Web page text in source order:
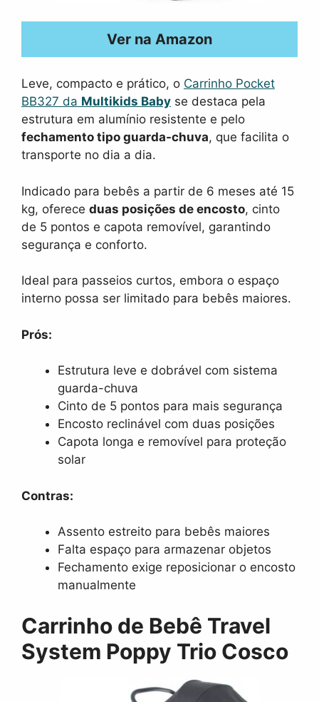
Ver na Amazon
Leve, compacto e prático, o Carrinho Pocket
BB327 da Multikids Baby se destaca pela
estrutura em alumínio resistente e pelo
fechamento tipo guarda-chuva, que facilita o
transporte no dia a dia.
Indicado para bebês a partir de 6 meses até 15
kg, oferece duas posições de encosto, cinto
de 5 pontos e capota removível, garantindo
segurança e conforto.
Ideal para passeios curtos, embora o espaço
interno possa ser limitado para bebês maiores.
Prós:
Estrutura leve e dobrável com sistema
guarda-chuva
Cinto de 5 pontos para mais segurança
Encosto reclinável com duas posições
Capota longa e removível para proteção
solar
Contras:
Assento estreito para bebês maiores
Falta espaço para armazenar objetos
Fechamento exige reposicionar o encosto
manualmente
Carrinho de Bebê Travel
System Poppy Trio Cosco